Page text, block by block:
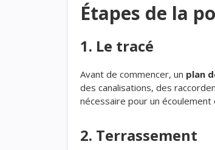
Étapes de la
1. Le tracé
Avant de commencer, un plan
des canalisations, des
nécessaire pour un écoulement
2. Terrassement